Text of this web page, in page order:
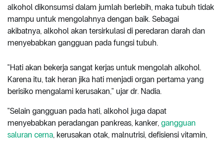
alkohol dikonsumsi dalam jumlah berlebih, maka tubuh tidak
mampu untuk mengolahnya dengan baik. Sebagai
akibatnya, alkohol akan tersirkulasi di peredaran darah dan
menyebabkan gangguan pada fungsi tubuh.
"Hati akan bekerja sangat kerjas untuk mengolah alkohol.
Karena itu, tak heran jika hati menjadi organ pertama yang
berisiko mengalami kerusakan," ujar dr. Nadia.
"Selain gangguan pada hati, alkohol juga dapat
menyebabkan peradangan pankreas, kanker, gangguan
saluran cerna, kerusakan otak, malnutrisi, defisiensi vitamin,